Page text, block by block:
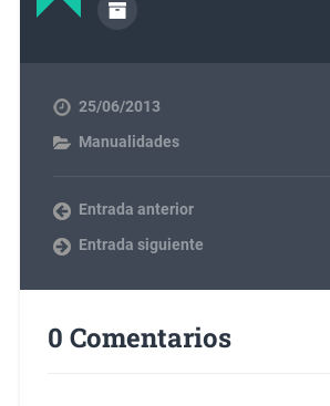
25/06/2013
Manualidades
Entrada anterior
Entrada siguiente
0 Comentarios